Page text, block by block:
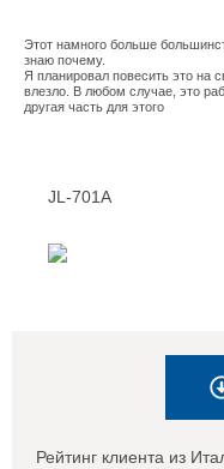
Этот намного больше
знаю почему.
Я планировал повесить это на
влезло. В любом случае, это
другая часть для этого
JL-701A
Рейтинг клиента из